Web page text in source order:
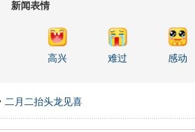
新闻表情
高兴 难过 感动
二月二抬头龙见喜